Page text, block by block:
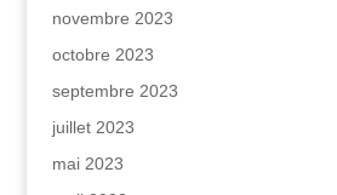
novembre 2023
octobre 2023
septembre 2023
juillet 2023
mai 2023